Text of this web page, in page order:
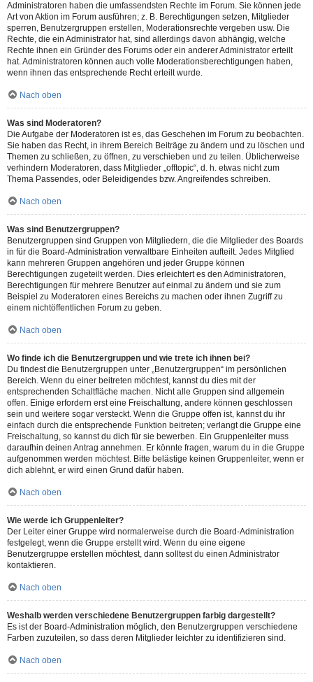
Administratoren haben die umfassendsten Rechte im Forum. Sie können jede
Art von Aktion im Forum ausführen; z. B. Berechtigungen setzen, Mitglieder
sperren, Benutzergruppen erstellen, Moderationsrechte vergeben usw. Die
Rechte, die ein Administrator hat, sind allerdings davon abhängig, welche
Rechte ihnen ein Gründer des Forums oder ein anderer Administrator erteilt
hat. Administratoren können auch volle Moderationsberechtigungen haben,
wenn ihnen das entsprechende Recht erteilt wurde.
Nach oben
Was sind Moderatoren?
Die Aufgabe der Moderatoren ist es, das Geschehen im Forum zu beobachten.
Sie haben das Recht, in ihrem Bereich Beiträge zu ändern und zu löschen und
Themen zu schließen, zu öffnen, zu verschieben und zu teilen. Üblicherweise
verhindern Moderatoren, dass Mitglieder „offtopic“, d. h. etwas nicht zum
Thema Passendes, oder Beleidigendes bzw. Angreifendes schreiben.
Nach oben
Was sind Benutzergruppen?
Benutzergruppen sind Gruppen von Mitgliedern, die die Mitglieder des Boards
in für die Board-Administration verwaltbare Einheiten aufteilt. Jedes Mitglied
kann mehreren Gruppen angehören und jeder Gruppe können
Berechtigungen zugeteilt werden. Dies erleichtert es den Administratoren,
Berechtigungen für mehrere Benutzer auf einmal zu ändern und sie zum
Beispiel zu Moderatoren eines Bereichs zu machen oder ihnen Zugriff zu
einem nichtöffentlichen Forum zu geben.
Nach oben
Wo finde ich die Benutzergruppen und wie trete ich ihnen bei?
Du findest die Benutzergruppen unter „Benutzergruppen“ im persönlichen
Bereich. Wenn du einer beitreten möchtest, kannst du dies mit der
entsprechenden Schaltfläche machen. Nicht alle Gruppen sind allgemein
offen. Einige erfordern erst eine Freischaltung, andere können geschlossen
sein und weitere sogar versteckt. Wenn die Gruppe offen ist, kannst du ihr
einfach durch die entsprechende Funktion beitreten; verlangt die Gruppe eine
Freischaltung, so kannst du dich für sie bewerben. Ein Gruppenleiter muss
daraufhin deinen Antrag annehmen. Er könnte fragen, warum du in die Gruppe
aufgenommen werden möchtest. Bitte belästige keinen Gruppenleiter, wenn er
dich ablehnt, er wird einen Grund dafür haben.
Nach oben
Wie werde ich Gruppenleiter?
Der Leiter einer Gruppe wird normalerweise durch die Board-Administration
festgelegt, wenn die Gruppe erstellt wird. Wenn du eine eigene
Benutzergruppe erstellen möchtest, dann solltest du einen Administrator
kontaktieren.
Nach oben
Weshalb werden verschiedene Benutzergruppen farbig dargestellt?
Es ist der Board-Administration möglich, den Benutzergruppen verschiedene
Farben zuzuteilen, so dass deren Mitglieder leichter zu identifizieren sind.
Nach oben